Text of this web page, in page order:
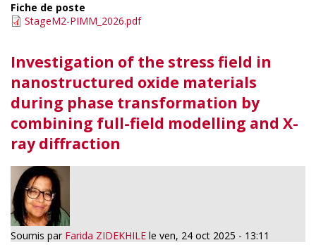
Fiche de poste
StageM2-PIMM_2026.pdf
Investigation of the stress field in
nanostructured oxide materials
during phase transformation by
combining full-field modelling and X-
ray diffraction
Soumis par Farida ZIDEKHILE le ven, 24 oct 2025 - 13:11